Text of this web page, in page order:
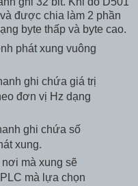
được chia làm 2 phần
byte thấp và byte cao.
phát xung vuông
ghi chứa giá trị
đơn vị Hz dạng
ghi chứa số
xung.
mà xung sẽ
mà lựa chọn